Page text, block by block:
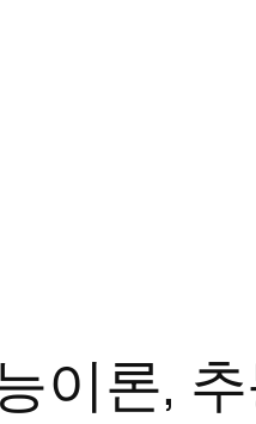
이론,